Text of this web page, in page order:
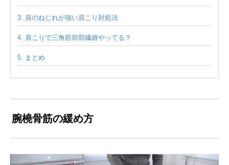
肩のねじれが強い肩こり対処法
肩こりで三角筋前部繊維やってる？
まとめ
腕橈骨筋の緩め方